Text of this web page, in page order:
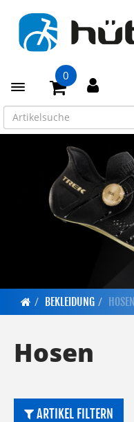
Toggle navigation
0
BEKLEIDUNG HOSEN
Hosen
ARTIKEL FILTERN